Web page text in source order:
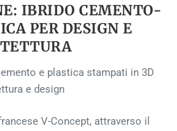
IBRIDO CEMENTO-
PER DESIGN E
e plastica stampati in 3D
e design
V-Concept, attraverso il